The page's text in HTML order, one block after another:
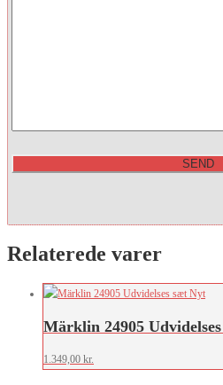
Relaterede varer
Märklin 24905
1.349,00 kr.